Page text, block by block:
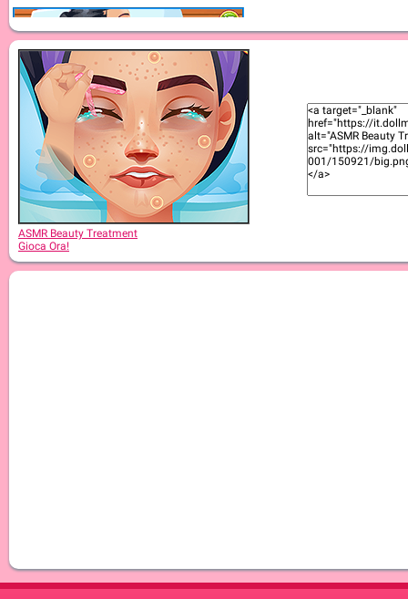
ASMR Beauty Japanese Spa
ASMR Beauty Treatment
Gioca Ora!